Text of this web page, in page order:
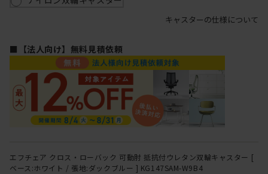
キャスターの仕様について
■【法人向け】無料見積依頼
エフチェア クロス・ローバック 可動肘 抵抗付ウレタン双輪キャスター [
ベース:ホワイト / 張地:ダックブルー ] KG147SAM-W9B4